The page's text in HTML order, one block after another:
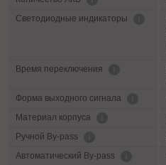
Светодиодные индикаторы
Время переключения
Форма выходного сигнала
Материал корпуса
Ручной By-pass
Автоматический By-pass